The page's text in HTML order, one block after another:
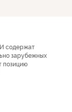
содержат
зарубежных
позицию